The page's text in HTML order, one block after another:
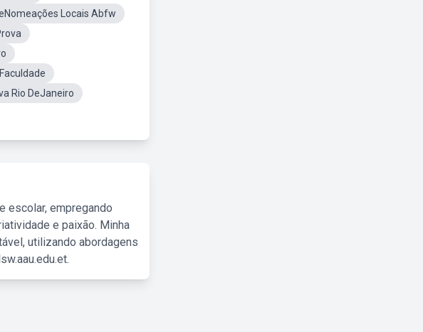
Locais Abfw
Rio DeJaneiro
escolar, empregando
e paixão. Minha
utilizando abordagens